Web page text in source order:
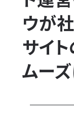
ウが
サイ
ムー